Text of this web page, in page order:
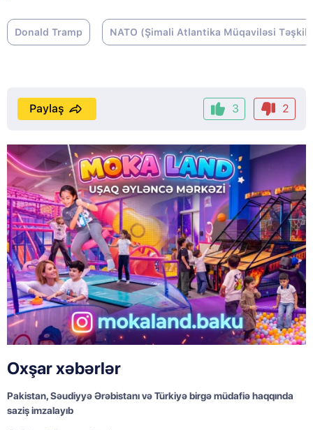
Donald Tramp NATO (Şimali Atlantika Müqaviləsi
3 2
Paylaş
Oxşar xəbərlər
Pakistan, Səudiyyə Ərəbistanı və Türkiyə birgə müdafiə haqqında
saziş imzalayıb